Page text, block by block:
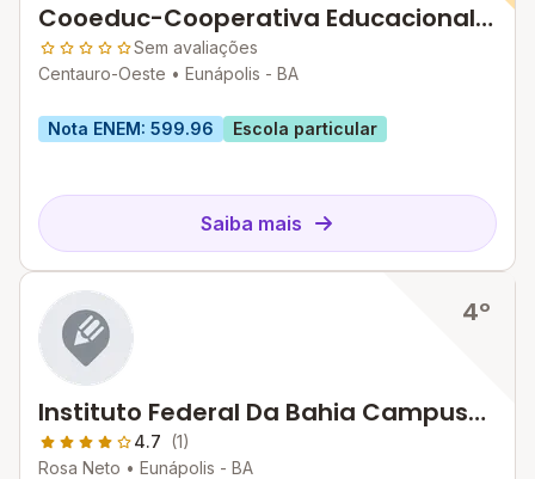
Cooeduc-Cooperativa Educacional
De EunapolisSem avaliações
Centauro-Oeste • Eunápolis - BA
Nota ENEM: 599.96 Escola particular
Saiba mais
4º
Instituto Federal Da Bahia Campus
Eunapolis
4.7 (1)
Rosa Neto • Eunápolis - BA